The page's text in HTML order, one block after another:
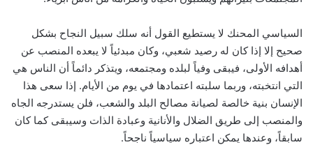
السياسي المحنك لا يستطيع القول أنه سلك سبيل النجاح بشكل
صحيح إلا إذا كان له رصيد شعبي، وكان مبدئياً لا يبعده المنصب عن
أهدافه الأولى، فيبقى وفياً لبلده ومجتمعه، ويتذكر دائماً أن الناس هي
التي انتخبته، وربما سلبته اعتمادها في يوم من الأيام. إذا سعى هذا
الإنسان بنية خالصة لصيانة مصالح البلد والشعب، فلن يستدرجه الجاه
والمنصب إلى طريق الضلال والأنانية وعبادة الذات وسيبقى كما كان
سابقاً، وعندها يمكن اعتباره سياسياً ناجحاً.